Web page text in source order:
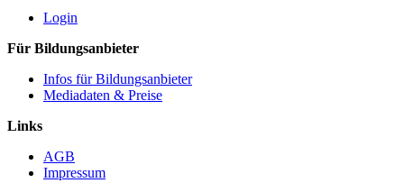
Login
Für Bildungsanbieter
Infos für Bildungsanbieter
Mediadaten & Preise
Links
AGB
Impressum